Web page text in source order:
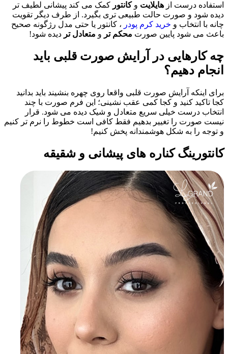
استفاده درست از هایلایت وکانتور کمک می کند پیشانی لطیف تر
دیده شود و صورت حالت طبیعی تری بگیرد. از طرف دیگر تقویت
چانه با انتخاب و خرید کرم پودر ، کانتور یا حتی مدل رژگونه صحیح
باعث می شود پایین صورت محکم تر و متعادل تر دیده شود!
چه کارهایی در آرایش صورت قلبی باید
انجام دهیم؟
برای اینکه آرایش صورت قلبی واقعا روی چهره بنشیند باید بدانید
کجا تاکید کنید و کجا کمی عقب نشینی؛ این فرم صورت با چند
انتخاب درست خیلی سریع متعادل و شیک دیده می شود. قرار
نیست صورت را تغییر بدهیم فقط کافی است خطوط را نرم تر کنیم
و توجه را به شکل هوشمندانه پخش کنیم!
کانتورینگ کناره های پیشانی و شقیقه